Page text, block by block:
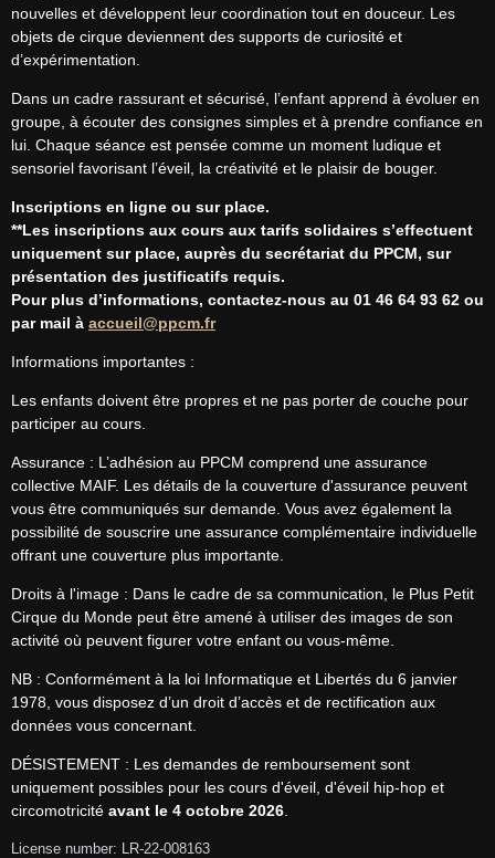
nouvelles et développent leur coordination tout en douceur. Les
objets de cirque deviennent des supports de curiosité et
d’expérimentation.
Dans un cadre rassurant et sécurisé, l’enfant apprend à évoluer en
groupe, à écouter des consignes simples et à prendre confiance en
lui. Chaque séance est pensée comme un moment ludique et
sensoriel favorisant l’éveil, la créativité et le plaisir de bouger.
Inscriptions en ligne ou sur place.
**Les inscriptions aux cours aux tarifs solidaires s’effectuent
uniquement sur place, auprès du secrétariat du PPCM, sur
présentation des justificatifs requis.
Pour plus d’informations, contactez-nous au 01 46 64 93 62 ou
par mail à accueil@ppcm.fr
Informations importantes :
Les enfants doivent être propres et ne pas porter de couche pour
participer au cours.
Assurance : L’adhésion au PPCM comprend une assurance
collective MAIF. Les détails de la couverture d'assurance peuvent
vous être communiqués sur demande. Vous avez également la
possibilité de souscrire une assurance complémentaire individuelle
offrant une couverture plus importante.
Droits à l'image : Dans le cadre de sa communication, le Plus Petit
Cirque du Monde peut être amené à utiliser des images de son
activité où peuvent figurer votre enfant ou vous-même.
NB : Conformément à la loi Informatique et Libertés du 6 janvier
1978, vous disposez d’un droit d’accès et de rectification aux
données vous concernant.
DÉSISTEMENT : Les demandes de remboursement sont
uniquement possibles pour les cours d'éveil, d'éveil hip-hop et
circomotricité avant le 4 octobre 2026
License number: LR-22-008163